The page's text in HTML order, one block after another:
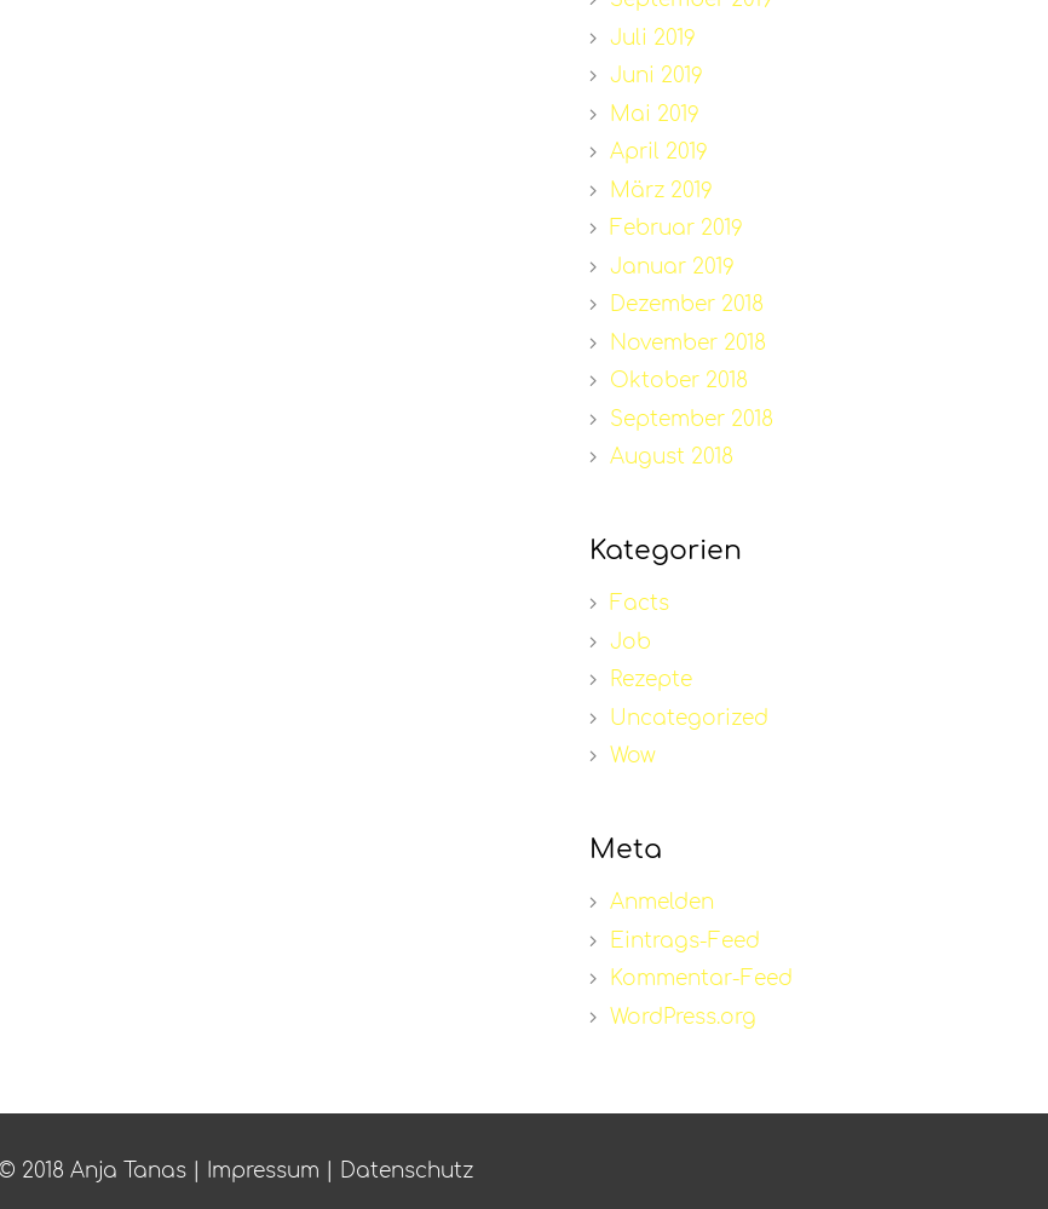
Juli 2019
Juni 2019
Mai 2019
April 2019
März 2019
Februar 2019
Januar 2019
Dezember 2018
November 2018
Oktober 2018
September 2018
August 2018
Kategorien
Facts
Job
Rezepte
Uncategorized
Wow
Meta
Anmelden
Eintrags-Feed
Kommentar-Feed
WordPress.org
2018 Anja Tanas | Impressum Datenschutz